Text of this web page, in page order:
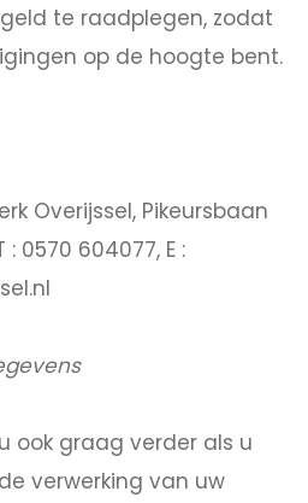
te raadplegen, zodat
op de hoogte bent.
Overijssel, Pikeursbaan
: 0570 604077, E :
ook graag verder als u
verwerking van uw